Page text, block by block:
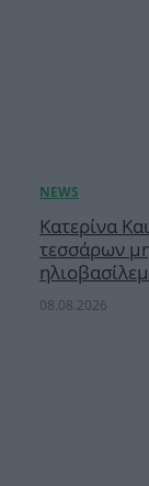
Κατερίνα
τεσσάρων
08.08.2026